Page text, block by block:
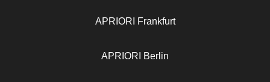
APRIORI Frankfurt
APRIORI Berlin